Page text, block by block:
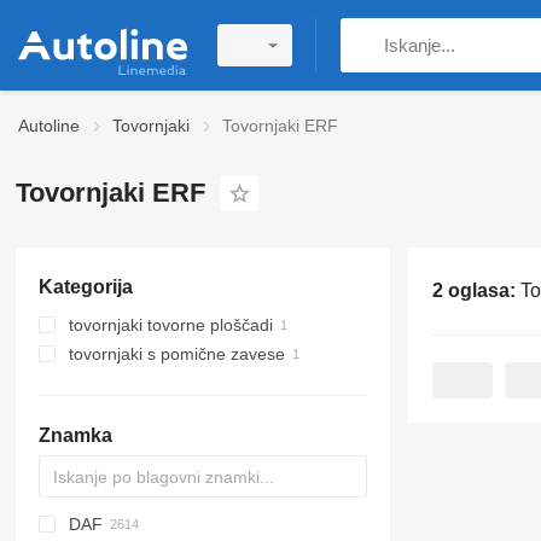
Autoline Tovornjaki Tovornjaki ERF
Tovornjaki ERF
Kategorija
tovornjaki tovorne ploščadi
tovornjaki s pomične zavese
Znamka
BM
D-series
A series
Tugra
TK
BU
769
C-series
Jumper
DAF
2 oglasa: